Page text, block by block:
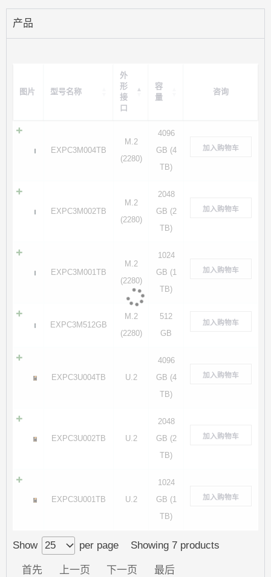
产品
图片 型号名称
外
形
接
口
容
量
咨询
EXPC3M004TB
M.2
(2280)
4096
GB (4
TB)
加入购物车
EXPC3M002TB
M.2
(2280)
2048
GB (2
TB)
加入购物车
EXPC3M001TB
M.2
(2280)
1024
GB (1
TB)
加入购物车
EXPC3M512GB
M.2
(2280)
512
GB
加入购物车
EXPC3U004TB U.2
4096
GB (4
TB)
加入购物车
EXPC3U002TB U.2
2048
GB (2
TB)
加入购物车
EXPC3U001TB U.2
1024
GB (1
TB)
加入购物车
Show per page Showing 7 products
首先 上一页 下一页 最后